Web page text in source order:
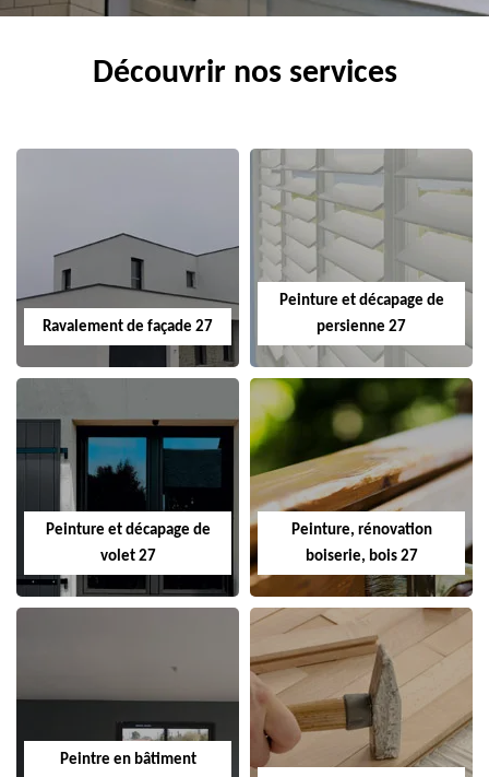
Découvrir nos services
Ravalement de façade 27
Peinture et décapage de
persienne 27
Peinture et décapage de
volet 27
Peinture, rénovation
boiserie, bois 27
Peintre en bâtiment